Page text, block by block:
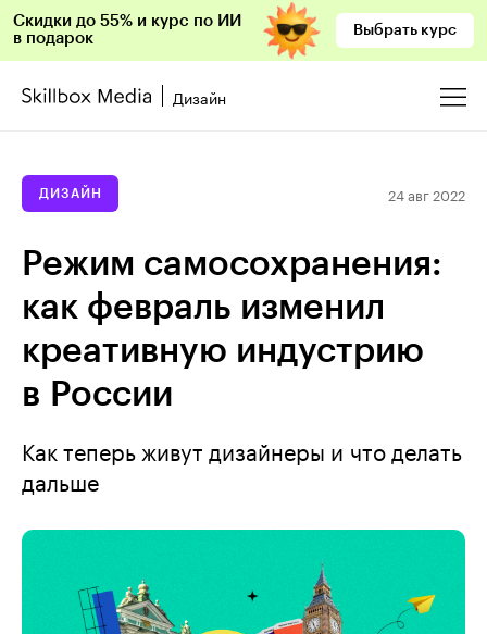
Скидки до 55% и курс по ИИ
в подарок
Выбрать курс
Дизайн
ДИЗАЙН 24 авг 2022
Режим самосохранения:
как февраль изменил
креативную индустрию
в России
Как теперь живут дизайнеры и что делать
дальше